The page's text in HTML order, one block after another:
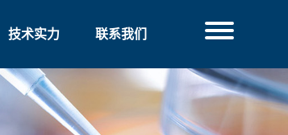
技术实力 联系我们